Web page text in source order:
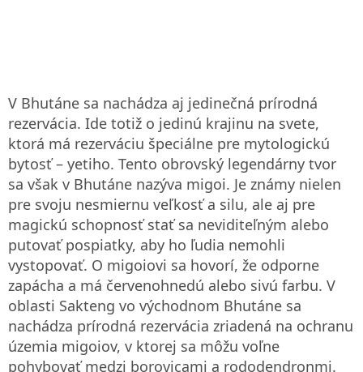
V Bhutáne sa nachádza aj jedinečná prírodná
rezervácia. Ide totiž o jedinú krajinu na svete,
ktorá má rezerváciu špeciálne pre mytologickú
bytosť – yetiho. Tento obrovský legendárny tvor
sa však v Bhutáne nazýva migoi. Je známy nielen
pre svoju nesmiernu veľkosť a silu, ale aj pre
magickú schopnosť stať sa neviditeľným alebo
putovať pospiatky, aby ho ľudia nemohli
vystopovať. O migoiovi sa hovorí, že odporne
zapácha a má červenohnedú alebo sivú farbu. V
oblasti Sakteng vo východnom Bhutáne sa
nachádza prírodná rezervácia zriadená na ochranu
územia migoiov, v ktorej sa môžu voľne
pohybovať medzi borovicami a rododendronmi.